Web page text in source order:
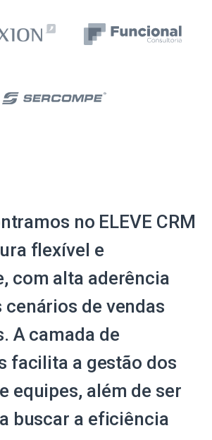
no ELEVE CRM
flexível e
com alta aderência
cenários de vendas
A camada de
facilita a gestão dos
equipes, além de ser
buscar a eficiência